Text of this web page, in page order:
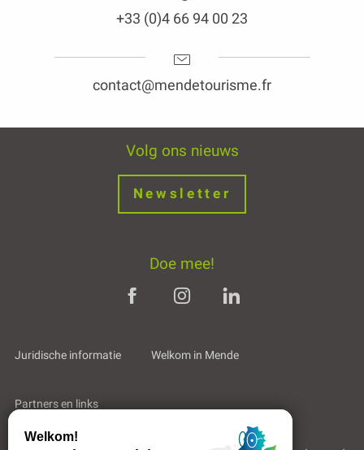
+33 (0)4 66 94 00 23
contact@mendetourisme.fr
Volg ons nieuws
Newsletter
Doe mee!
Juridische informatie Welkom in Mende
Partners en links